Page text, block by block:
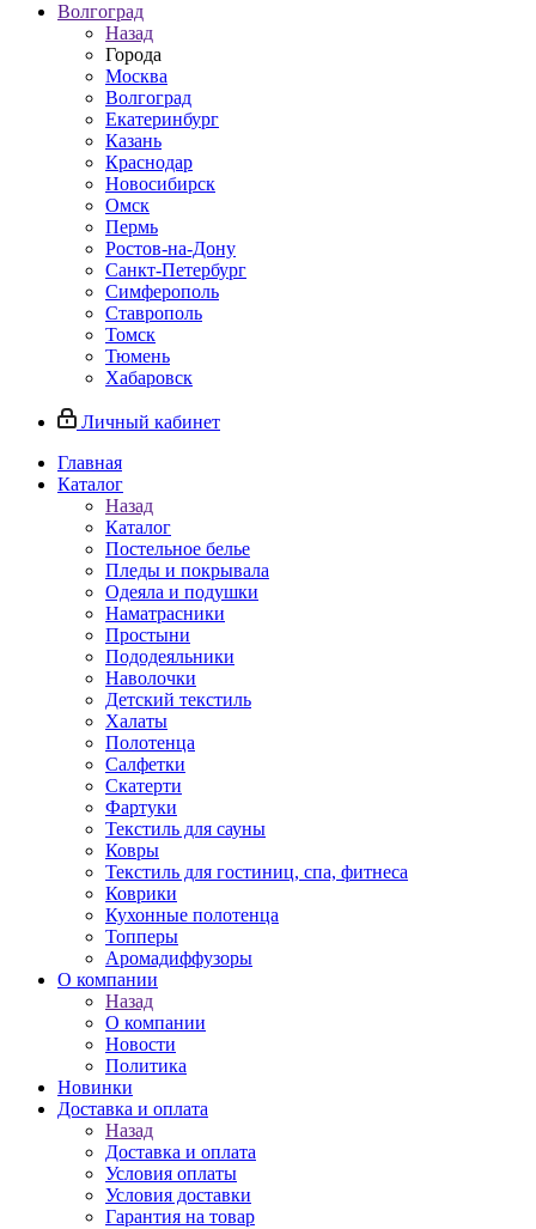
Волгоград
Назад
Города
Москва
Волгоград
Екатеринбург
Казань
Краснодар
Новосибирск
Омск
Пермь
Ростов-на-Дону
Санкт-Петербург
Симферополь
Ставрополь
Томск
Тюмень
Хабаровск
Личный кабинет
Главная
Каталог
Назад
Каталог
Постельное белье
Пледы и покрывала
Одеяла и подушки
Наматрасники
Простыни
Пододеяльники
Наволочки
Детский текстиль
Халаты
Полотенца
Салфетки
Скатерти
Фартуки
Текстиль для сауны
Ковры
Текстиль для гостиниц, спа, фитнеса
Коврики
Кухонные полотенца
Топперы
Аромадиффузоры
О компании
Назад
О компании
Новости
Политика
Новинки
Доставка и оплата
Назад
Доставка и оплата
Условия оплаты
Условия доставки
Гарантия на товар